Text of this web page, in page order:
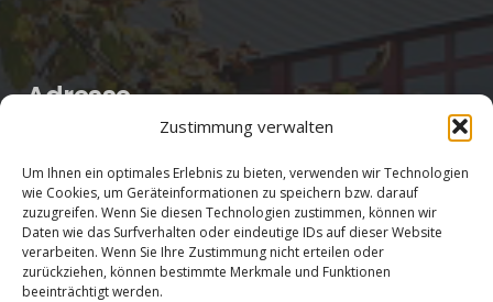
Zustimmung verwalten
Um Ihnen ein optimales Erlebnis zu bieten, verwenden wir Technologien
wie Cookies, um Geräteinformationen zu speichern bzw. darauf
zuzugreifen. Wenn Sie diesen Technologien zustimmen, können wir
Daten wie das Surfverhalten oder eindeutige IDs auf dieser Website
verarbeiten. Wenn Sie Ihre Zustimmung nicht erteilen oder
zurückziehen, können bestimmte Merkmale und Funktionen
beeinträchtigt werden.
Adresse
56626 Andernach
02632/96560